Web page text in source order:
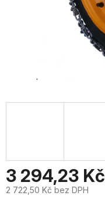
3 294,23 Kč
2 722,50 Kč bez DPH